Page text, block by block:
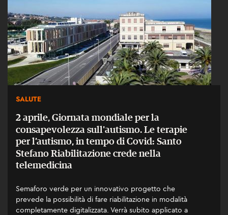
SALUTE
2 aprile, Giornata mondiale per la
consapevolezza sull'autismo. Le terapie
per l’autismo, in tempo di Covid: Santo
Stefano Riabilitazione crede nella
telemedicina
Semaforo verde per un innovativo progetto che
prevede la possibilità di fare riabilitazione in modalità
completamente digitalizzata. Verrà subito applicato a